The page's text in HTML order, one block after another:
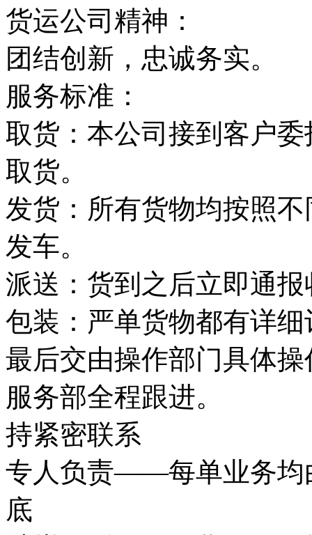
货运公司精神：
团结创新，忠诚务实。
服务标准：
取货：本公司接到客户
取货。
发货：所有货物均按照
发车。
派送：货到之后立即通
包装：严单货物都有详
最后交由操作部门具体
服务部全程跟进。
持紧密联系
专人负责——每单业务均
底